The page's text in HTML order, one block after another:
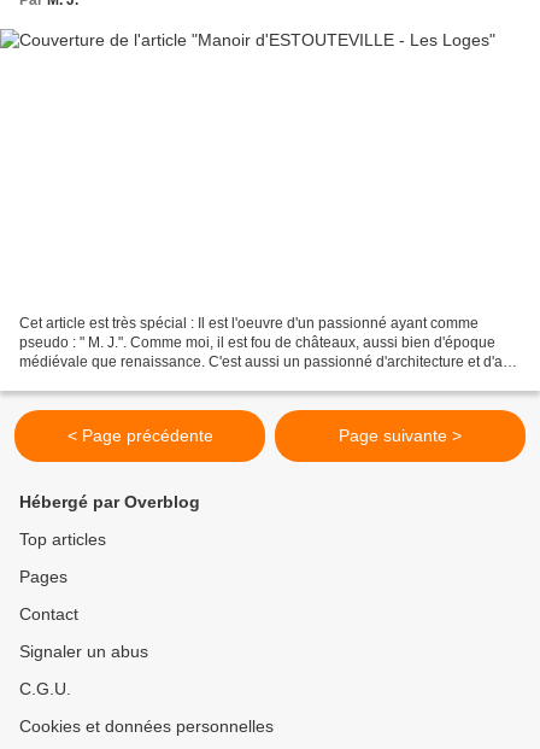
Cet article est très spécial : Il est l'oeuvre d'un passionné ayant comme
pseudo : " M. J.". Comme moi, il est fou de châteaux, aussi bien d'époque
médiévale que renaissance. C'est aussi un passionné d'architecture et d'art.
< Page précédente Page suivante >
Hébergé par Overblog
Top articles
Pages
Contact
Signaler un abus
C.G.U.
Cookies et données personnelles